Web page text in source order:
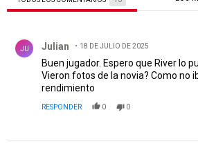
JU Julian 18 DE JULIO DE 2025
Buen jugador. Espero que River lo
Vieron fotos de la novia? Como no
rendimiento
RESPONDER 0 0